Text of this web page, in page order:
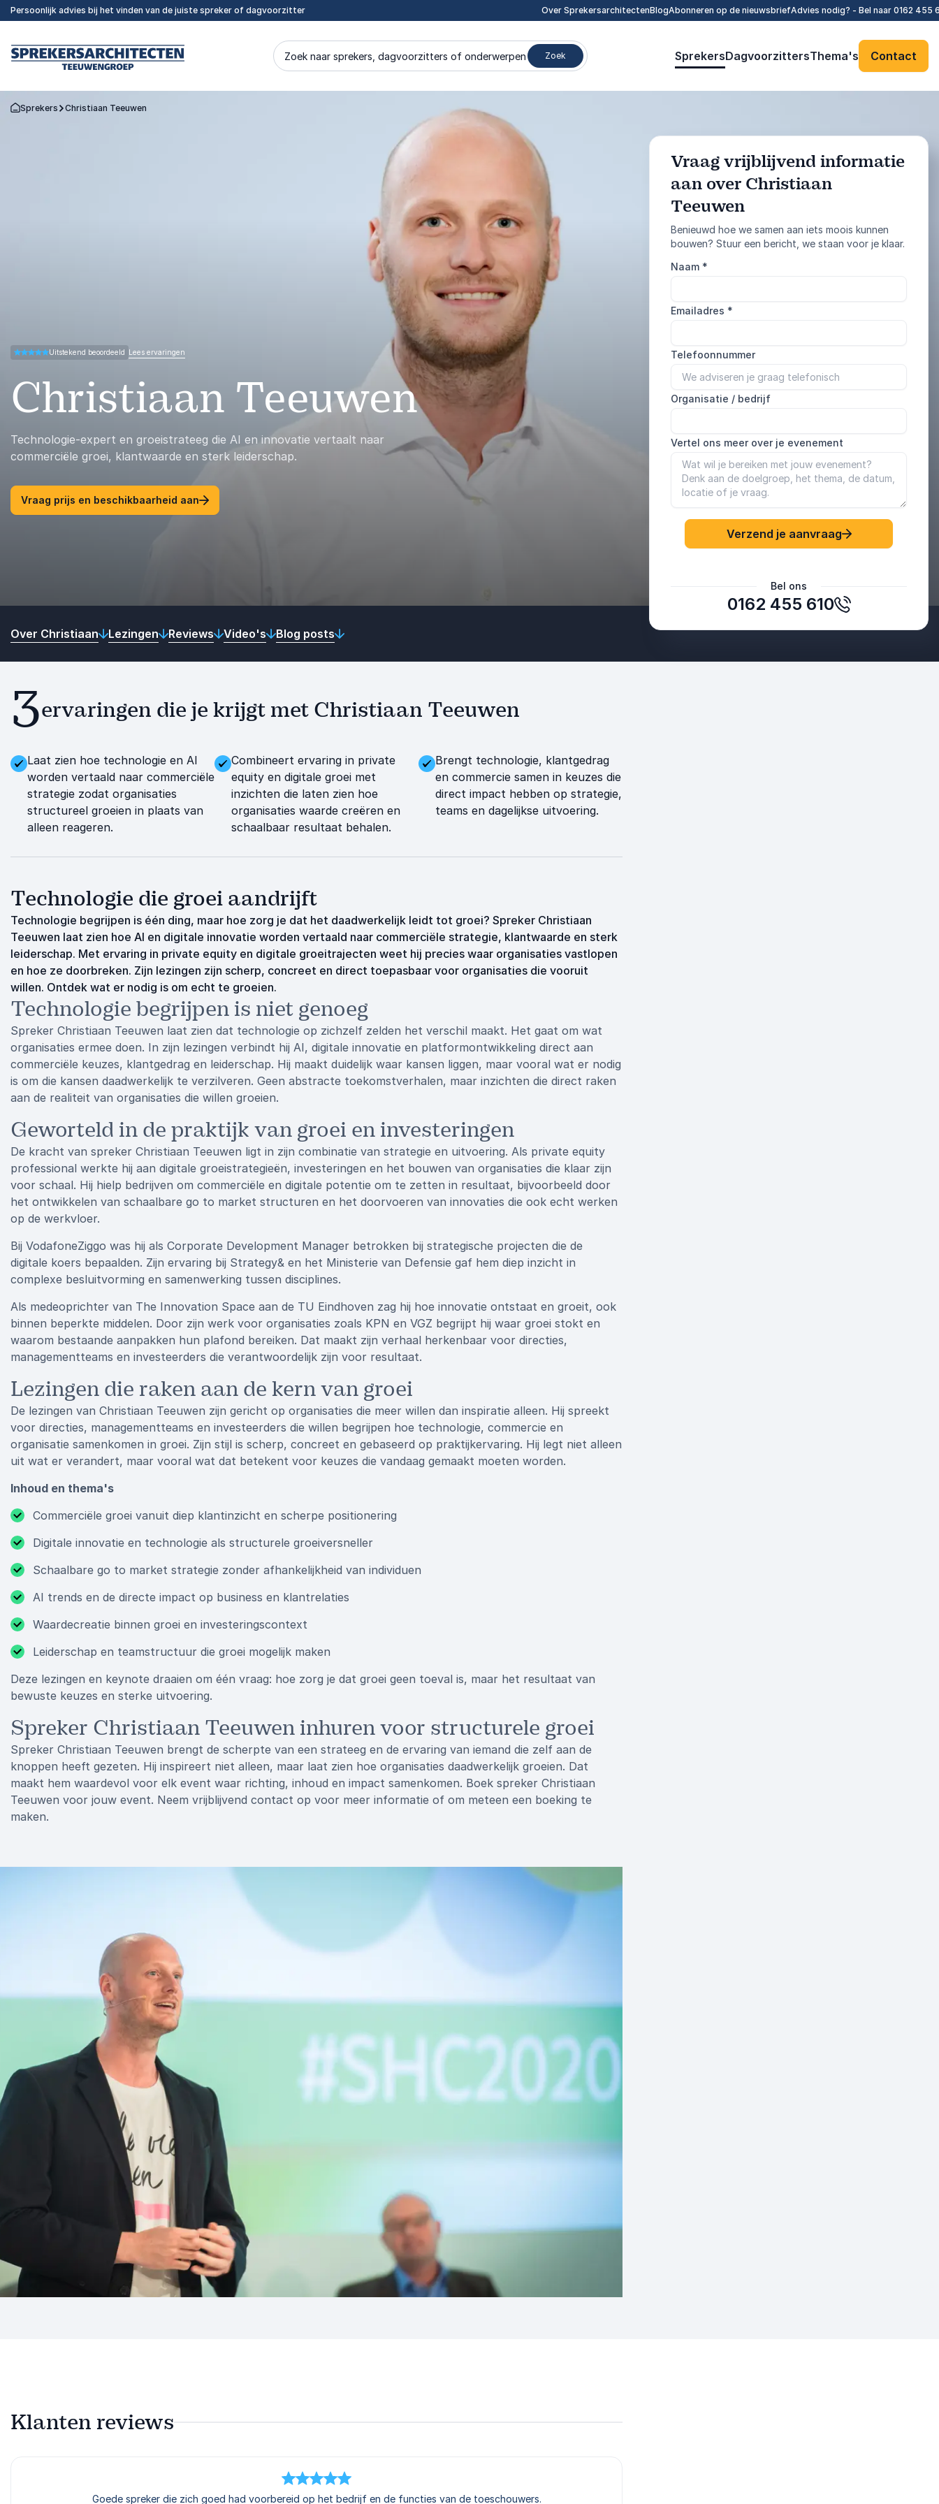
Persoonlijk advies bij het vinden van de juiste spreker of dagvoorzitter Over SprekersarchitectenBlogAbonneren op de nieuwsbriefAdvies nodig? - Bel naar 0162 455
Zoek naar sprekers, dagvoorzitters of onderwerpen Zoek SprekersDagvoorzittersThema's Contact
Terug naar de startpagina
Sprekers Christiaan Teeuwen
Christiaan Teeuwen
Technologie-expert en groeistrateeg die AI en innovatie vertaalt naar
commerciële groei, klantwaarde en sterk leiderschap.
Vraag prijs en beschikbaarheid aan
5.00 van 5Uitstekend beoordeeld Lees ervaringen
Vraag vrijblijvend informatie
aan over Christiaan
Teeuwen
Benieuwd hoe we samen aan iets moois kunnen
bouwen? Stuur een bericht, we staan voor je klaar.
Naam *
Emailadres *
Telefoonnummer
Organisatie / bedrijf
Vertel ons meer over je evenement
Verzend je aanvraag
Bel ons
0162 455 610
Vraag informatie aan
Bel ons
Over Christiaan Lezingen Reviews Video's Blog posts
3ervaringen die je krijgt met Christiaan Teeuwen
Laat zien hoe technologie en AI
worden vertaald naar commerciële
strategie zodat organisaties
structureel groeien in plaats van
alleen reageren.
Combineert ervaring in private
equity en digitale groei met
inzichten die laten zien hoe
organisaties waarde creëren en
schaalbaar resultaat behalen.
Brengt technologie, klantgedrag
en commercie samen in keuzes die
direct impact hebben op strategie,
teams en dagelijkse uitvoering.
Technologie die groei aandrijft
Technologie begrijpen is één ding, maar hoe zorg je dat het daadwerkelijk leidt tot groei? Spreker Christiaan
Teeuwen laat zien hoe AI en digitale innovatie worden vertaald naar commerciële strategie, klantwaarde en sterk
leiderschap. Met ervaring in private equity en digitale groeitrajecten weet hij precies waar organisaties vastlopen
en hoe ze doorbreken. Zijn lezingen zijn scherp, concreet en direct toepasbaar voor organisaties die vooruit
willen. Ontdek wat er nodig is om echt te groeien.
Technologie begrijpen is niet genoeg
Spreker Christiaan Teeuwen laat zien dat technologie op zichzelf zelden het verschil maakt. Het gaat om wat
organisaties ermee doen. In zijn lezingen verbindt hij AI, digitale innovatie en platformontwikkeling direct aan
commerciële keuzes, klantgedrag en leiderschap. Hij maakt duidelijk waar kansen liggen, maar vooral wat er nodig
is om die kansen daadwerkelijk te verzilveren. Geen abstracte toekomstverhalen, maar inzichten die direct raken
aan de realiteit van organisaties die willen groeien.
Geworteld in de praktijk van groei en investeringen
De kracht van spreker Christiaan Teeuwen ligt in zijn combinatie van strategie en uitvoering. Als private equity
professional werkte hij aan digitale groeistrategieën, investeringen en het bouwen van organisaties die klaar zijn
voor schaal. Hij hielp bedrijven om commerciële en digitale potentie om te zetten in resultaat, bijvoorbeeld door
het ontwikkelen van schaalbare go to market structuren en het doorvoeren van innovaties die ook echt werken
op de werkvloer.
Bij VodafoneZiggo was hij als Corporate Development Manager betrokken bij strategische projecten die de
digitale koers bepaalden. Zijn ervaring bij Strategy& en het Ministerie van Defensie gaf hem diep inzicht in
complexe besluitvorming en samenwerking tussen disciplines.
Als medeoprichter van The Innovation Space aan de TU Eindhoven zag hij hoe innovatie ontstaat en groeit, ook
binnen beperkte middelen. Door zijn werk voor organisaties zoals KPN en VGZ begrijpt hij waar groei stokt en
waarom bestaande aanpakken hun plafond bereiken. Dat maakt zijn verhaal herkenbaar voor directies,
managementteams en investeerders die verantwoordelijk zijn voor resultaat.
Lezingen die raken aan de kern van groei
De lezingen van Christiaan Teeuwen zijn gericht op organisaties die meer willen dan inspiratie alleen. Hij spreekt
voor directies, managementteams en investeerders die willen begrijpen hoe technologie, commercie en
organisatie samenkomen in groei. Zijn stijl is scherp, concreet en gebaseerd op praktijkervaring. Hij legt niet alleen
uit wat er verandert, maar vooral wat dat betekent voor keuzes die vandaag gemaakt moeten worden.
Inhoud en thema's
Commerciële groei vanuit diep klantinzicht en scherpe positionering
Digitale innovatie en technologie als structurele groeiversneller
Schaalbare go to market strategie zonder afhankelijkheid van individuen
AI trends en de directe impact op business en klantrelaties
Waardecreatie binnen groei en investeringscontext
Leiderschap en teamstructuur die groei mogelijk maken
Deze lezingen en keynote draaien om één vraag: hoe zorg je dat groei geen toeval is, maar het resultaat van
bewuste keuzes en sterke uitvoering.
Spreker Christiaan Teeuwen inhuren voor structurele groei
Spreker Christiaan Teeuwen brengt de scherpte van een strateeg en de ervaring van iemand die zelf aan de
knoppen heeft gezeten. Hij inspireert niet alleen, maar laat zien hoe organisaties daadwerkelijk groeien. Dat
maakt hem waardevol voor elk event waar richting, inhoud en impact samenkomen. Boek spreker Christiaan
Teeuwen voor jouw event. Neem vrijblijvend contact op voor meer informatie of om meteen een boeking te
maken.
Klanten reviews
Goede spreker die zich goed had voorbereid op het bedrijf en de functies van de toeschouwers.